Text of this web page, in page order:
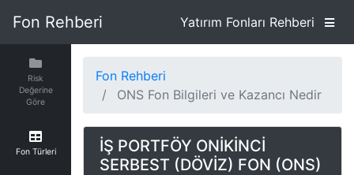
Fon Rehberi Yatırım Fonları Rehberi
Risk
Değerine
Göre
Fon Türleri
Fon Rehberi
ONS Fon Bilgileri ve Kazancı Nedir
İŞ PORTFÖY ONİKİNCİ
SERBEST (DÖVİZ) FON (ONS)